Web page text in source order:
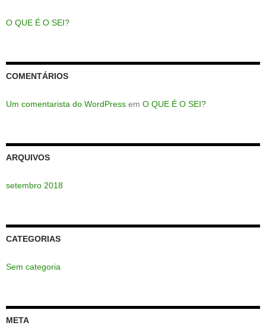
O QUE É O SEI?
COMENTÁRIOS
Um comentarista do WordPress em O QUE É O SEI?
ARQUIVOS
setembro 2018
CATEGORIAS
Sem categoria
META